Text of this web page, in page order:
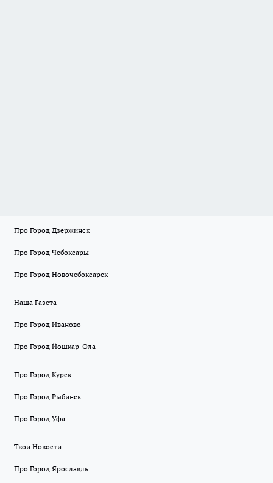
Про Город Дзержинск
Про Город Чебоксары
Про Город Новочебоксарск
Наша Газета
Про Город Иваново
Про Город Йошкар-Ола
Про Город Курск
Про Город Рыбинск
Про Город Уфа
Твои Новости
Про Город Ярославль